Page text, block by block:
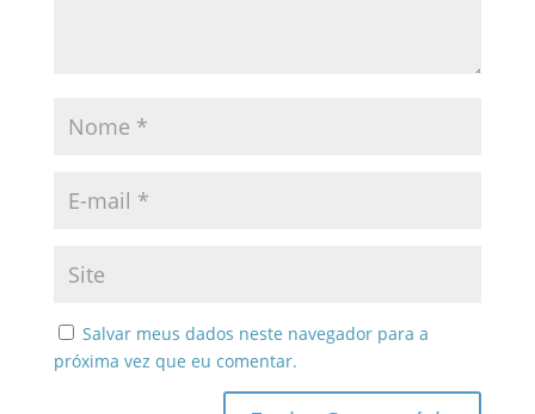
Salvar meus dados neste navegador para a
próxima vez que eu comentar.